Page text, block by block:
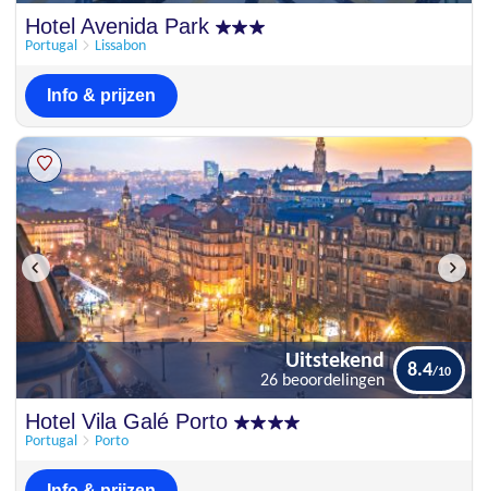
Hotel Avenida Park
Portugal Lissabon
Info & prijzen
Uitstekend
Hotel Vila Galé Porto
Portugal Porto
Uitstekend
26 beoordelingen
8.4